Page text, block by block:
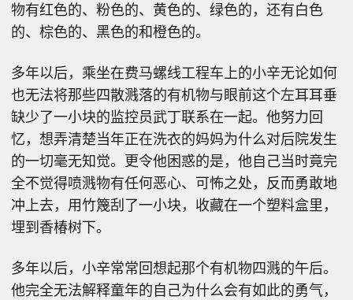
物有红色的、粉色的、黄色的、绿色的，还有白色
的、棕色的、黑色的和橙色的。
多年以后，乘坐在费马螺线工程车上的小辛无论如何
也无法将那些四散溅落的有机物与眼前这个左耳耳垂
缺少了一小块的监控员武丁联系在一起。他努力回
忆，想弄清楚当年正在洗衣的妈妈为什么对后院发生
的一切毫无知觉。更令他困惑的是，他自己当时竟完
全不觉得喷溅物有任何恶心、可怖之处，反而勇敢地
冲上去，用竹篾刮了一小块，收藏在一个塑料盒里，
埋到香椿树下。
多年以后，小辛常常回想起那个有机物四溅的午后。
他完全无法解释童年的自己为什么会有如此的勇气，